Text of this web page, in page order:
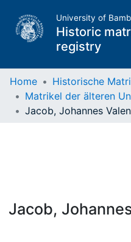
University of
Historic
registry
Matrikel
Home
Historische
Jacob, Johannes
Jacob,